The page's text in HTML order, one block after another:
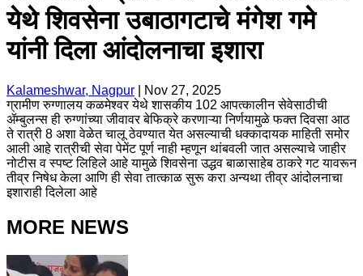
येथे शिवसेना उबाठागटाचे मंगेश गमे
यांनी दिला आंदोलनाचा इशारा
Kalameshwar, Nagpur
Nov 27, 2025
ग्रामीण रुग्णालय कळमेश्वर येथे शासकीय 102 आपत्कालीन सेवेसाठीची
ॲम्बुलन्स ही रुग्णांच्या जीवावर बेफिक्रे करणाऱ्या निर्णयामुळे फक्त दिवसा आठ
ते रात्री 8 अशा वेळेत चालू ठेवण्यात येत असल्याची धक्कादायक माहिती समोर
आली आहे रात्रीची सेवा पेमेंट पूर्ण नाही म्हणून थांबवली जात असल्याचे जाहीर
नोटीस व स्पष्ट लिहिले आहे यामुळे शिवसेना उद्धव बाळासाहेब ठाकरे गट यावरून
तीव्र निषेध केला आणि ही सेवा तात्काळ सुरू करा अन्यथा तीव्र आंदोलनाचा
इशाराही दिलेला आहे
MORE NEWS